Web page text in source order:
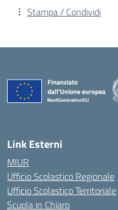
Stampa / Condividi
Link Esterni
MIUR
Ufficio Scolastico Regionale
Ufficio Scolastico Territoriale
Scuola in Chiaro